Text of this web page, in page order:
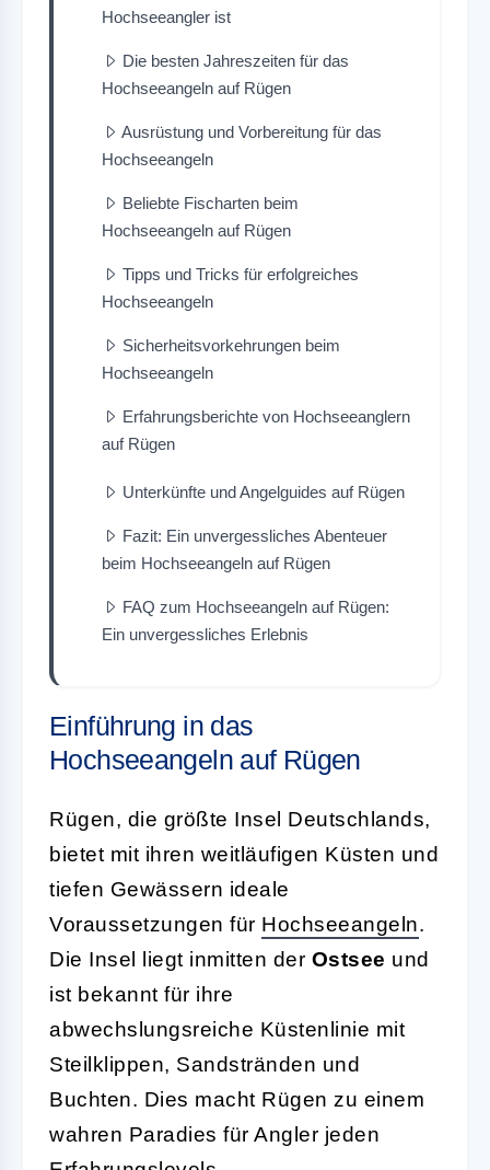
Hochseeangler ist
Die besten Jahreszeiten für das
Hochseeangeln auf Rügen
Ausrüstung und Vorbereitung für das
Hochseeangeln
Beliebte Fischarten beim
Hochseeangeln auf Rügen
Tipps und Tricks für erfolgreiches
Hochseeangeln
Sicherheitsvorkehrungen beim
Hochseeangeln
Erfahrungsberichte von Hochseeanglern
auf Rügen
Unterkünfte und Angelguides auf Rügen
Fazit: Ein unvergessliches Abenteuer
beim Hochseeangeln auf Rügen
FAQ zum Hochseeangeln auf Rügen:
Ein unvergessliches Erlebnis
Einführung in das
Hochseeangeln auf Rügen
Rügen, die größte Insel Deutschlands,
bietet mit ihren weitläufigen Küsten und
tiefen Gewässern ideale
Voraussetzungen für Hochseeangeln.
Die Insel liegt inmitten der Ostsee und
ist bekannt für ihre
abwechslungsreiche Küstenlinie mit
Steilklippen, Sandstränden und
Buchten. Dies macht Rügen zu einem
wahren Paradies für Angler jeden